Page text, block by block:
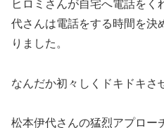
ヒロミさんが自宅へ電話を
代さんは電話をする時間を決
りました。
なんだか初々しくドキドキさ
松本伊代さんの猛烈アプロー